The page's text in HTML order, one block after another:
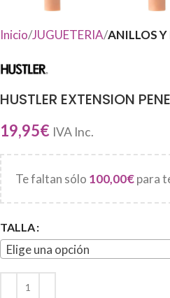
Inicio JUGUETERIA ANILLOS
HUSTLER EXTENSION
19,95€ IVA Inc.
Te faltan sólo 100,00€para
TALLA
Elige una opción